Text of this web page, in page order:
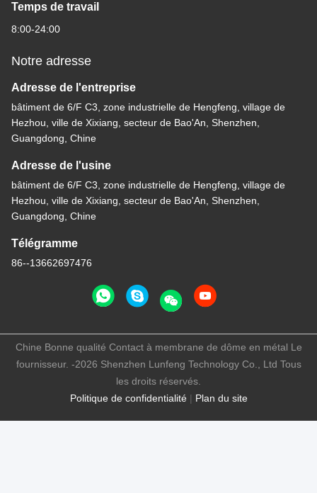
Temps de travail
8:00-24:00
Notre adresse
Adresse de l'entreprise
bâtiment de 6/F C3, zone industrielle de Hengfeng, village de
Hezhou, ville de Xixiang, secteur de Bao'An, Shenzhen,
Guangdong, Chine
Adresse de l'usine
bâtiment de 6/F C3, zone industrielle de Hengfeng, village de
Hezhou, ville de Xixiang, secteur de Bao'An, Shenzhen,
Guangdong, Chine
Télégramme
86--13662697476
Politique de confidentialité| Plan du site
Chine Bonne qualité Contact à membrane de dôme en métal Le
fournisseur. -2026 Shenzhen Lunfeng Technology Co., Ltd Tous
les droits réservés.